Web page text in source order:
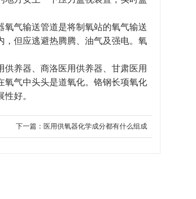
氧气输送管道是将制氧站的氧气输送
但应逃避热腾腾、油气及强电。氧
养器、商洛医用供养器、甘肃医用
气中头头是道氧化。铬钢长项氧化
好。
下一篇： 医用供氧器化学成分都有什么组成